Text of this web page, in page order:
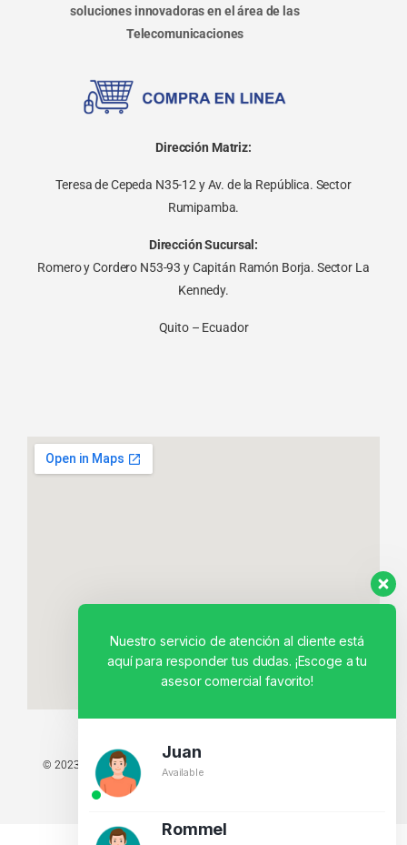
soluciones innovadoras en el área de las
Telecomunicaciones
Dirección Matriz:
Teresa de Cepeda N35-12 y Av. de la República. Sector
Rumipamba.
Dirección Sucursal:
Romero y Cordero N53-93 y Capitán Ramón Borja. Sector La
Kennedy.
Quito – Ecuador
© 2023 TODOS LOS DERECHOS RESERVADOS - TECNIT TU TIENDA
TECNOLÓGICA.
Nuestro servicio de atención al cliente está
aquí para responder tus dudas. ¡Escoge a tu
asesor comercial favorito!
Juan
Available
Rommel